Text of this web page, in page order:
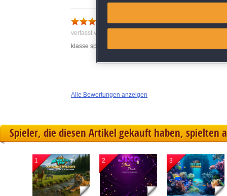
spitze spiel
verfasst von Anonym am 23.04.2021 um 21:26
klasse spel
Alle Bewertungen anzeigen
Spieler, die diesen Artikel gekauft haben, spielten
1 2 3